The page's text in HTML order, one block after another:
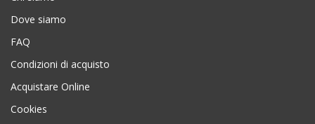
Dove siamo
FAQ
Condizioni di acquisto
Acquistare Online
Cookies